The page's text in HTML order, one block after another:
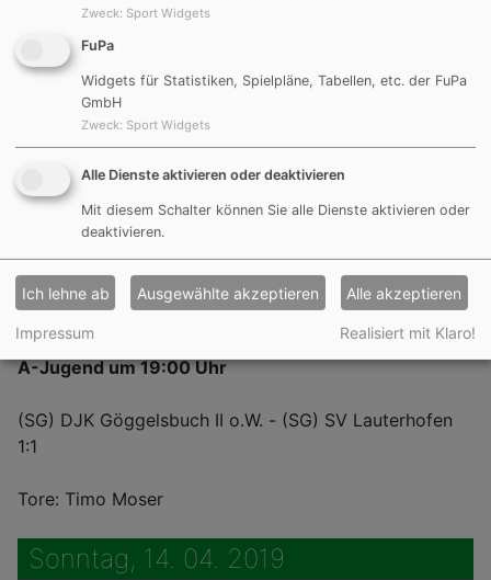
D-Jugend um 11:30 Uhr
(SG) TSV Mörsdorf - (SG) SV Leerstetten/FC Schwand
C-Jugend um 14:00 Uhr
(SG) TSV Mörsdorf - TSV 04 Feucht -:-
Tore:
A-Jugend um 19:00 Uhr
(SG) DJK Göggelsbuch II o.W. - (SG) SV Lauterhofen
1:1
Tore: Timo Moser
Sonntag, 14. 04. 2019
Zweck: Sport Widgets
FuPa
Widgets für Statistiken, Spielpläne, Tabellen, etc. der FuPa
GmbH
Zweck: Sport Widgets
Alle Dienste aktivieren oder deaktivieren
Mit diesem Schalter können Sie alle Dienste aktivieren oder
deaktivieren.
Ich lehne ab Ausgewählte akzeptieren Alle akzeptieren
Impressum Realisiert mit Klaro!